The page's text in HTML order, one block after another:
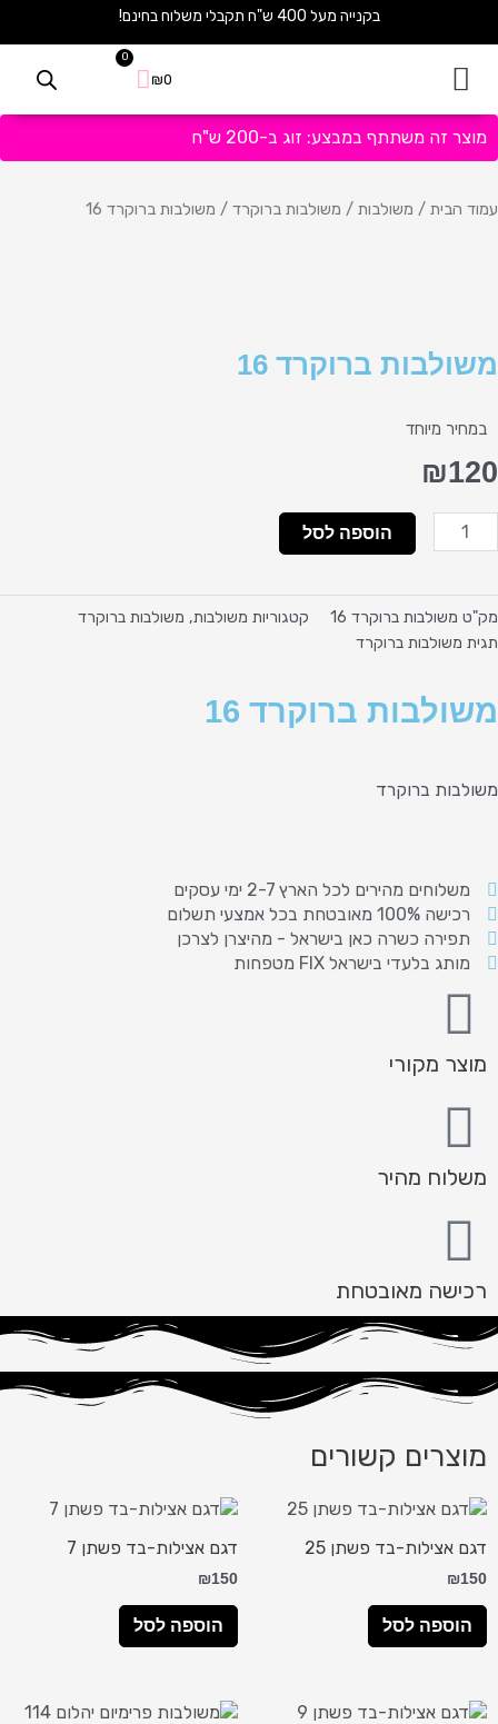
בקנייה מעל 400 ש"ח תקבלי משלוח בחינם!
₪0
0
עגלת
מוצר זה משתתף במבצע: זוג ב-200 ש"ח
עמוד הבית / משולבות / משולבות ברוקרד / משולבות ברוקרד 16
משולבות ברוקרד 16
במחיר מיוחד
₪120
כמות
של
ברוקרד
16
הוספה לסל
מק"ט משולבות ברוקרד 16 קטגוריות משולבות, משולבות ברוקרד
תגית משולבות ברוקרד
משולבות ברוקרד 16
משולבות ברוקרד
משלוחים מהירים לכל הארץ 2-7 ימי עסקים
רכישה 100% מאובטחת בכל אמצעי תשלום
תפירה כשרה כאן בישראל - מהיצרן לצרכן
מותג בלעדי בישראל FIX מטפחות
מוצר מקורי
משלוח מהיר
רכישה מאובטחת
מוצרים קשורים
דגם אצילות-בד פשתן 25
₪150
הוספה לסל
דגם אצילות-בד פשתן 7
₪150
הוספה לסל